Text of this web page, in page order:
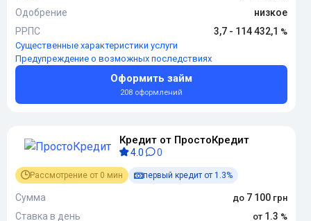
Одобрение
низкое
РРПС
3,7 - 114 432,1
Существенные характеристики услуги
Предупреждение о возможных последствиях
Оформить займ
208 оформлений
Кредит от ПростоКредит
4.0 0
Рассмотрение от 0 мин первый кредит от 1.3%
Сумма
7 100
Ставка в день
1.3